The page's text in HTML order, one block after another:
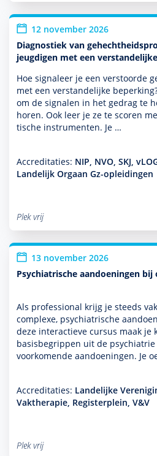
12 november 2026
Diagnostiek van
jeugdigen met een
Hoe signaleer je een verstoorde
met een ver­stande­lijke
om de signalen in het gedrag te
horen. Ook leer je ze te scoren
tische instru­men­ten. Je …
Accreditaties: NIP, NVO, SKJ,
Landelijk Orgaan Gz-opleidingen
Plek vrij
13 november 2026
Psychiatrische aandoeningen bij
Als professional krijg je steeds
complexe, psychia­trische
deze interactieve cursus maak je
basisbegrippen uit de psychia­trie
voor­komende aan­doeningen. Je
Accreditaties: Landelijke
Vaktherapie, Registerplein, V&V
Plek vrij